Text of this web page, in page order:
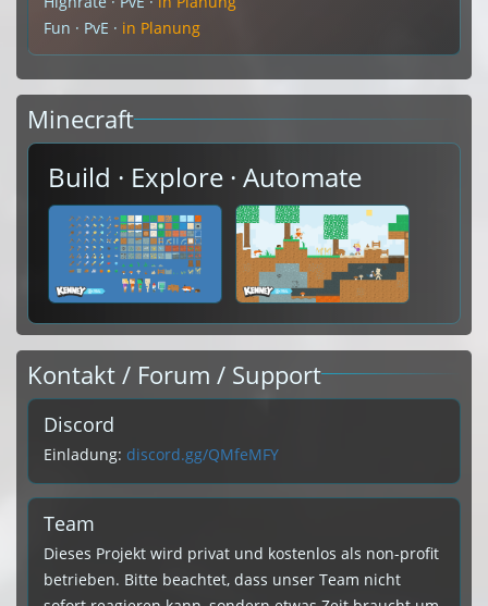
Fun · PvE · in Planung
Minecraft
Build · Explore · Automate
Kontakt / Forum / Support
Discord
Einladung: discord.gg/QMfeMFY
Team
Dieses Projekt wird privat und kostenlos als non-profit
betrieben. Bitte beachtet, dass unser Team nicht